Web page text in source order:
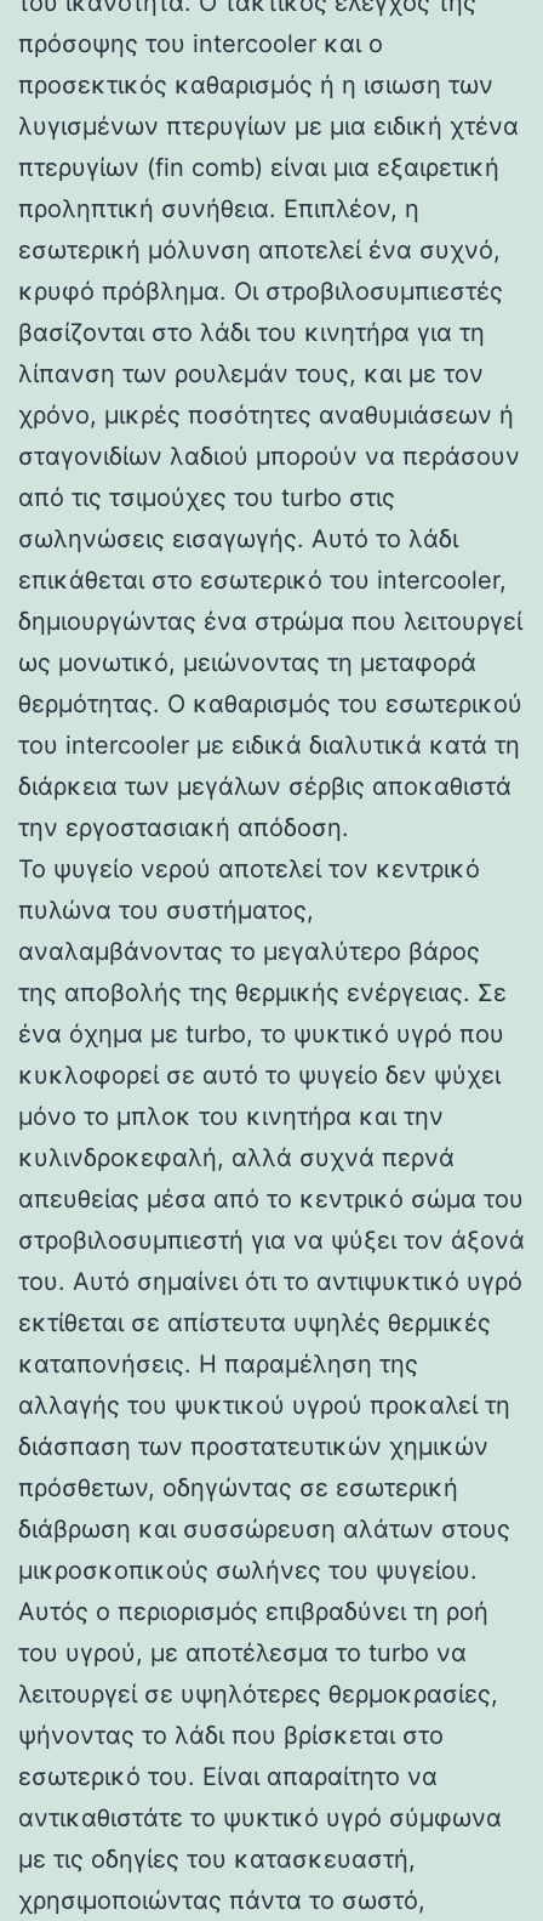
πρόσοψης του intercooler και ο
προσεκτικός καθαρισμός ή η ισιωση των
λυγισμένων πτερυγίων με μια ειδική χτένα
πτερυγίων (fin comb) είναι μια εξαιρετική
προληπτική συνήθεια. Επιπλέον, η
εσωτερική μόλυνση αποτελεί ένα συχνό,
κρυφό πρόβλημα. Οι στροβιλοσυμπιεστές
βασίζονται στο λάδι του κινητήρα για τη
λίπανση των ρουλεμάν τους, και με τον
χρόνο, μικρές ποσότητες αναθυμιάσεων ή
σταγονιδίων λαδιού μπορούν να περάσουν
από τις τσιμούχες του turbo στις
σωληνώσεις εισαγωγής. Αυτό το λάδι
επικάθεται στο εσωτερικό του intercooler,
δημιουργώντας ένα στρώμα που λειτουργεί
ως μονωτικό, μειώνοντας τη μεταφορά
θερμότητας. Ο καθαρισμός του εσωτερικού
του intercooler με ειδικά διαλυτικά κατά τη
διάρκεια των μεγάλων σέρβις αποκαθιστά
την εργοστασιακή απόδοση.
Το ψυγείο νερού αποτελεί τον κεντρικό
πυλώνα του συστήματος,
αναλαμβάνοντας το μεγαλύτερο βάρος
της αποβολής της θερμικής ενέργειας. Σε
ένα όχημα με turbo, το ψυκτικό υγρό που
κυκλοφορεί σε αυτό το ψυγείο δεν ψύχει
μόνο το μπλοκ του κινητήρα και την
κυλινδροκεφαλή, αλλά συχνά περνά
απευθείας μέσα από το κεντρικό σώμα του
στροβιλοσυμπιεστή για να ψύξει τον άξονά
του. Αυτό σημαίνει ότι το αντιψυκτικό υγρό
εκτίθεται σε απίστευτα υψηλές θερμικές
καταπονήσεις. Η παραμέληση της
αλλαγής του ψυκτικού υγρού προκαλεί τη
διάσπαση των προστατευτικών χημικών
πρόσθετων, οδηγώντας σε εσωτερική
διάβρωση και συσσώρευση αλάτων στους
μικροσκοπικούς σωλήνες του ψυγείου.
Αυτός ο περιορισμός επιβραδύνει τη ροή
του υγρού, με αποτέλεσμα το turbo να
λειτουργεί σε υψηλότερες θερμοκρασίες,
ψήνοντας το λάδι που βρίσκεται στο
εσωτερικό του. Είναι απαραίτητο να
αντικαθιστάτε το ψυκτικό υγρό σύμφωνα
με τις οδηγίες του κατασκευαστή,
χρησιμοποιώντας πάντα το σωστό,